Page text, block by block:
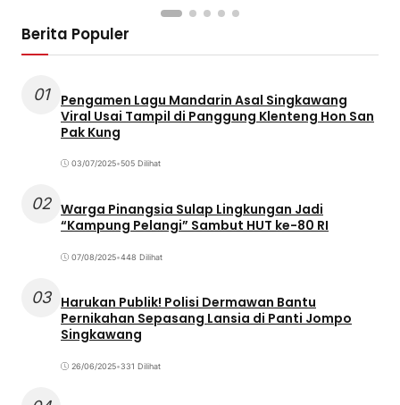
Berita Populer
01
Pengamen Lagu Mandarin Asal Singkawang
Viral Usai Tampil di Panggung Klenteng Hon San
Pak Kung
03/07/2025•505 Dilihat
02 Warga Pinangsia Sulap Lingkungan Jadi
“Kampung Pelangi” Sambut HUT ke-80 RI
07/08/2025•448 Dilihat
03 Harukan Publik! Polisi Dermawan Bantu
Pernikahan Sepasang Lansia di Panti Jompo
Singkawang
26/06/2025•331 Dilihat